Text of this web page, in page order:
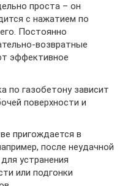
проста – он
с нажатием по
Постоянно
возвратные
эффективное
по газобетону зависит
поверхности и
пригождается в
после неудачной
устранения
или подгонки